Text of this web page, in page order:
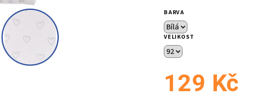
z
5
hvězdiček.
BARVA
VELIKOST
129 Kč